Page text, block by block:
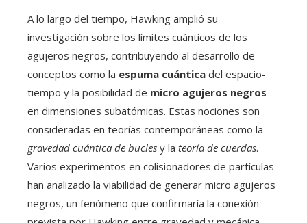
A lo largo del tiempo, Hawking amplió su
investigación sobre los límites cuánticos de los
agujeros negros, contribuyendo al desarrollo de
conceptos como la espuma cuántica del espacio-
tiempo y la posibilidad de micro agujeros negros
en dimensiones subatómicas. Estas nociones son
consideradas en teorías contemporáneas como la
gravedad cuántica de bucles y la teoría de cuerdas.
Varios experimentos en colisionadores de partículas
han analizado la viabilidad de generar micro agujeros
negros, un fenómeno que confirmaría la conexión